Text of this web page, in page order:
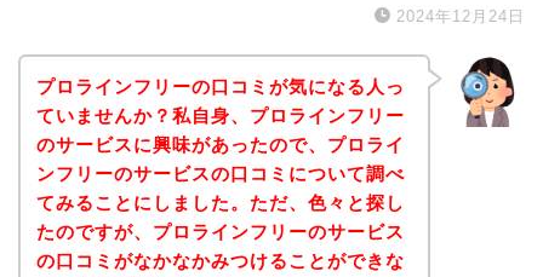
2024年12月24日
プロラインフリーの口コミが気になる人っ
ていませんか？私自身、プロラインフリー
のサービスに興味があったので、プロライ
ンフリーのサービスの口コミについて調べ
てみることにしました。ただ、色々と探し
たのですが、プロラインフリーのサービス
の口コミがなかなかみつけることができな